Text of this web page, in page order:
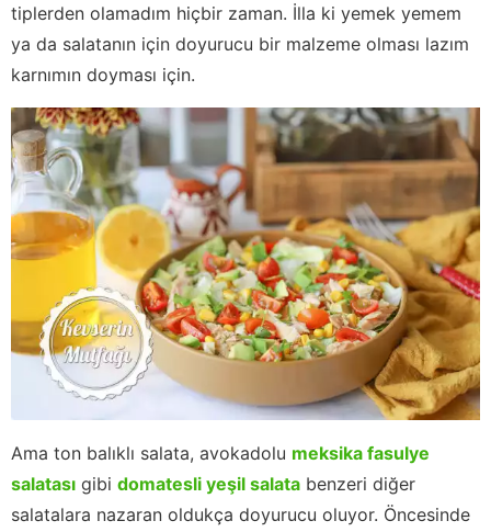
tiplerden olamadım hiçbir zaman. İlla ki yemek yemem
ya da salatanın için doyurucu bir malzeme olması lazım
karnımın doyması için.
Ama ton balıklı salata, avokadolu meksika fasulye
salatası gibi domatesli yeşil salata benzeri diğer
salatalara nazaran oldukça doyurucu oluyor. Öncesinde